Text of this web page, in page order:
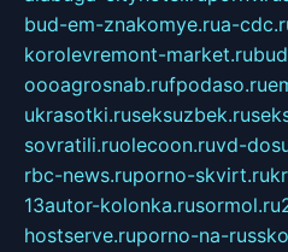
bud-em-znakomye.rua-
korolevremont-market.ru
oooagrosnab.rufpodaso.ru
ukrasotki.ruseksuzbek.ru
sovratili.ruolecoon.ruvd-
rbc-news.ruporno-skvirt.ru
13autor-kolonka.rusormol.ru
hostserve.ruporno-na-